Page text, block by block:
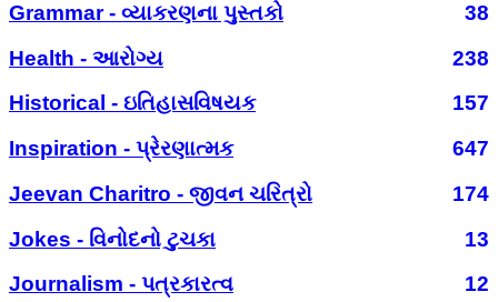
Grammar - વ્યાકરણના પુસ્તકો
38
Health - આરોગ્ય
238
Historical - ઇતિહાસવિષયક
157
Inspiration - પ્રેરણાત્મક
647
Jeevan Charitro - જીવન ચરિત્રો
174
Jokes - વિનોદનો ટુચકા
13
Journalism - પત્રકારત્વ
12